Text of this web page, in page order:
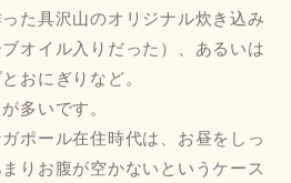
た具沢山のオリジナル炊き込み
オイル入りだった）、あるいは
おにぎりなど。
多いです。
ポール在住時代は、お昼をしっ
りお腹が空かないというケース